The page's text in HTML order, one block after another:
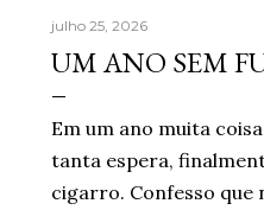
julho 25, 2026
UM ANO SEM
Em um ano muita
tanta espera,
cigarro. Confesso que